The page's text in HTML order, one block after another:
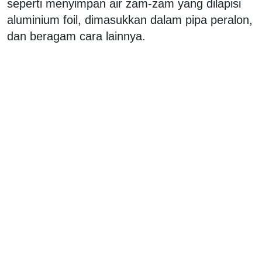
seperti menyimpan air zam-zam yang dilapisi
aluminium foil, dimasukkan dalam pipa peralon,
dan beragam cara lainnya.